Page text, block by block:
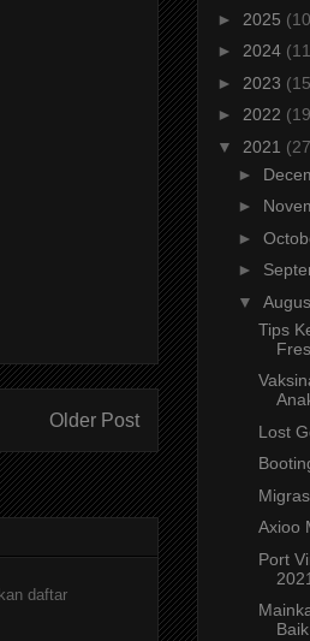
Older Post
daftar
► 2025
► 2024
► 2023
► 2022
▼ 2021
►
►
►
►
▼
Tips
Lost
Axioo
Port
Baik